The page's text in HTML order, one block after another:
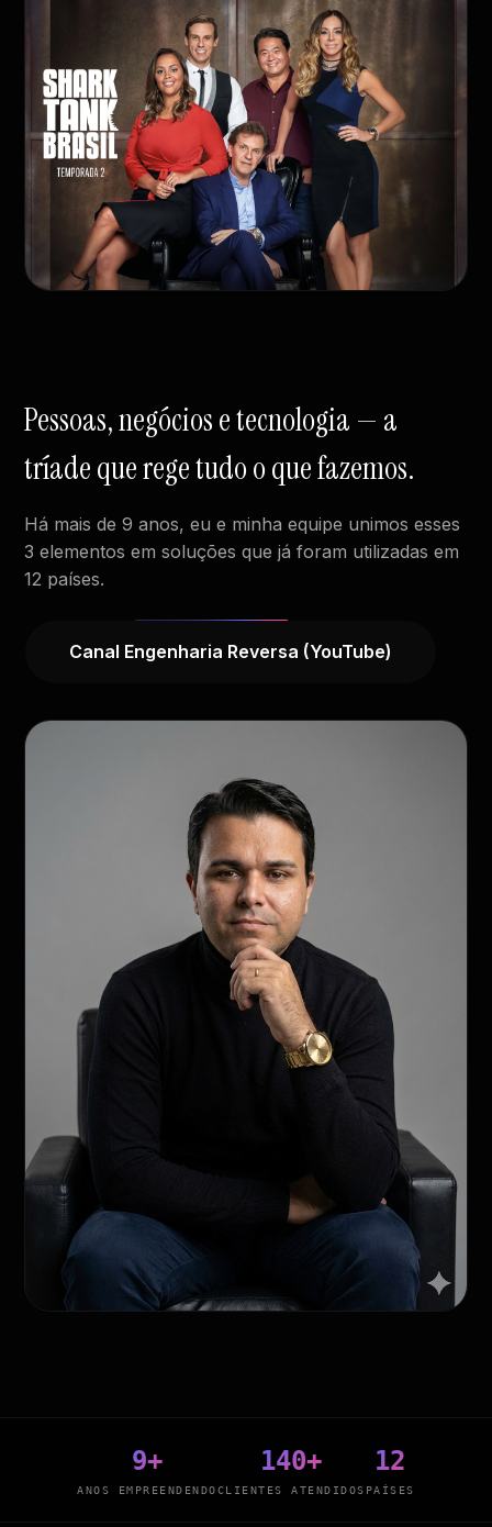
Pessoas, negócios e tecnologia — a
tríade que rege tudo o que fazemos.
Há mais de 9 anos, eu e minha equipe unimos esses
3 elementos em soluções que já foram utilizadas em
12 países.
Canal Engenharia Reversa (YouTube)
9+
ANOS EMPREENDENDO
140+
CLIENTES ATENDIDOS
12
PAÍSES